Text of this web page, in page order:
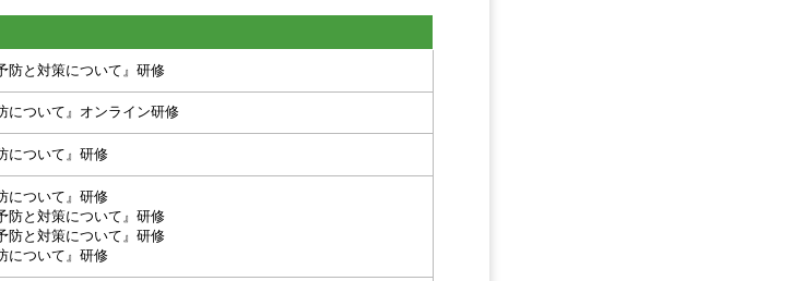
と対策について』研修
ついて』オンライン研修
ついて』研修
ついて』研修
と対策について』研修
と対策について』研修
ついて』研修